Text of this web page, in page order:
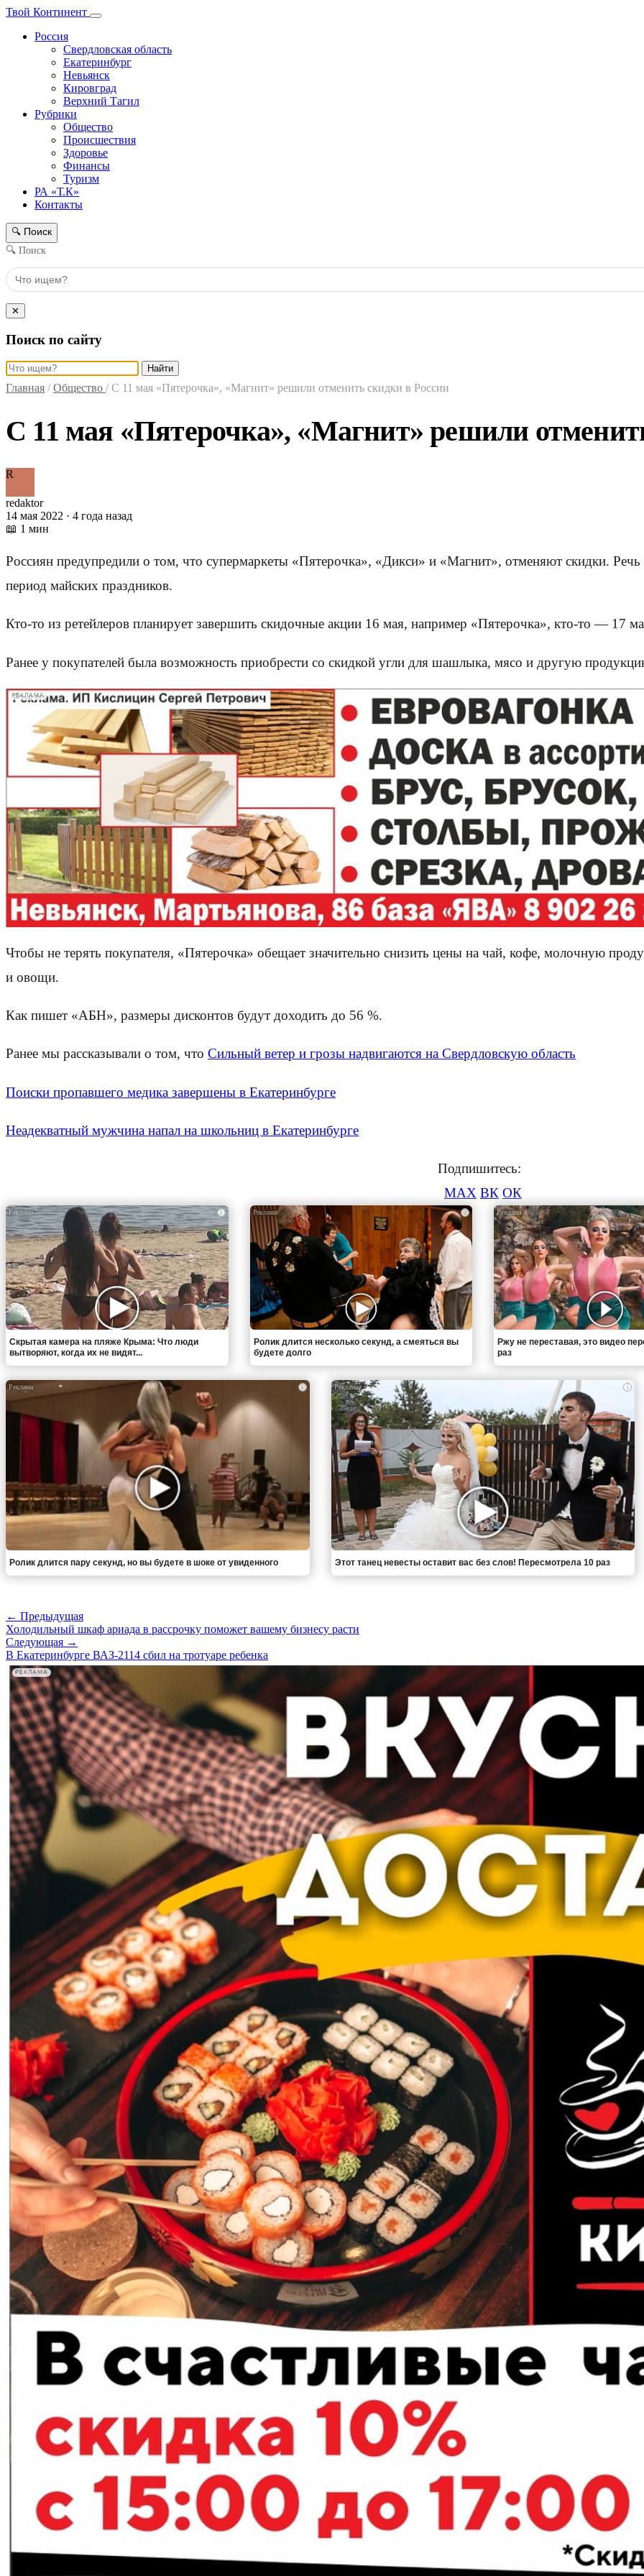
Твой Континент
Россия
Свердловская область
Екатеринбург
Невьянск
Кировград
Верхний Тагил
Рубрики
Общество
Происшествия
Здоровье
Финансы
Туризм
РА «Т.К»
Контакты
🔍 Поиск
🔍 Поиск
✕
Поиск по сайту
Найти
Главная / Общество / С 11 мая «Пятерочка», «Магнит» решили отменить скидки в России
С 11 мая «Пятерочка», «Магнит» решили
R
redaktor
14 мая 2022 · 4 года назад
📖 1 мин
Россиян предупредили о том, что супермаркеты «Пятерочка», «Дикси» и «Магнит», отменяют скидки.
период майских праздников.
Кто-то из ретейлеров планирует завершить скидочные акции 16 мая, например «Пятерочка», кто-то — 17
Ранее у покупателей была возможность приобрести со скидкой угли для шашлыка, мясо и другую
РЕКЛАМА
Чтобы не терять покупателя, «Пятерочка» обещает значительно снизить цены на чай, кофе, молочную
и овощи.
Как пишет «АБН», размеры дисконтов будут доходить до 56 %.
Ранее мы рассказывали о том, что Сильный ветер и грозы надвигаются на Свердловскую область
Поиски пропавшего медика завершены в Екатеринбурге
Неадекватный мужчина напал на школьниц в Екатеринбурге
Подпишитесь:
MAX ВК ОК
i
Скрытая камера на пляже Крыма: Что люди
вытворяют, когда их не видят...
i
Ролик длится несколько секунд, а смеяться вы
будете долго
Ржу не переставая, это видео
раз
i
Ролик длится пару секунд, но вы будете в шоке от увиденного
i
Этот танец невесты оставит вас без слов! Пересмотрела 10 раз
← Предыдущая
Холодильный шкаф ариада в рассрочку поможет вашему бизнесу расти
Следующая →
В Екатеринбурге ВАЗ-2114 сбил на тротуаре ребенка
РЕКЛАМА